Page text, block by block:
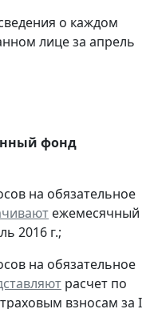
о каждом
лице за апрель
фонд
на обязательное
ежемесячный
2016 г.;
на обязательное
расчет по
взносам за I